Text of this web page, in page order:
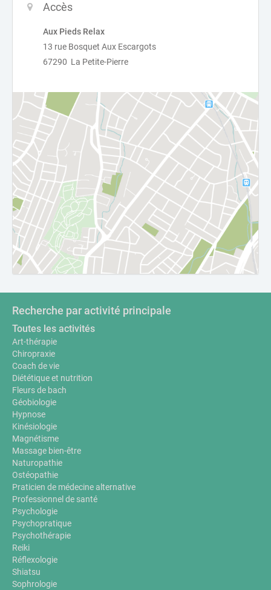
Accès
Aux Pieds Relax
13 rue Bosquet Aux Escargots
67290 La Petite-Pierre
Recherche par activité principale
Toutes les activités
Art-thérapie
Chiropraxie
Coach de vie
Diététique et nutrition
Fleurs de bach
Géobiologie
Hypnose
Kinésiologie
Magnétisme
Massage bien-être
Naturopathie
Ostéopathie
Praticien de médecine alternative
Professionnel de santé
Psychologie
Psychopratique
Psychothérapie
Reiki
Réflexologie
Shiatsu
Sophrologie